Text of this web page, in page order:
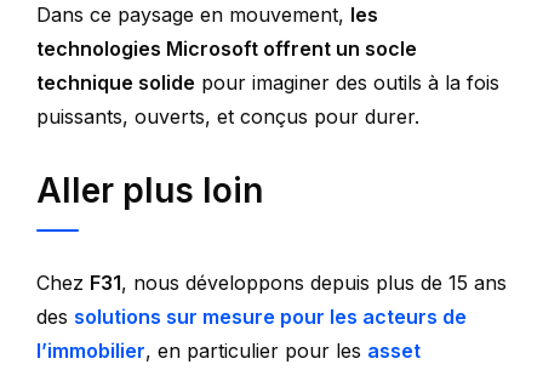
Dans ce paysage en mouvement, les
technologies Microsoft offrent un socle
technique solide pour imaginer des outils à la fois
puissants, ouverts, et conçus pour durer.
Aller plus loin
Chez F31, nous développons depuis plus de 15 ans
des solutions sur mesure pour les acteurs de
l’immobilier, en particulier pour les asset